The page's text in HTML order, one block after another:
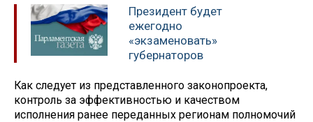
Президент будет
ежегодно
«экзаменовать»
губернаторов
Как следует из представленного законопроекта,
контроль за эффективностью и качеством
исполнения ранее переданных регионам полномочий